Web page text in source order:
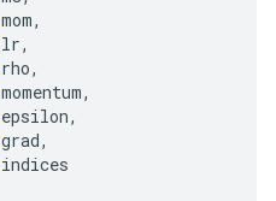
mom,
lr,
rho,
momentum,
epsilon,
grad,
indices